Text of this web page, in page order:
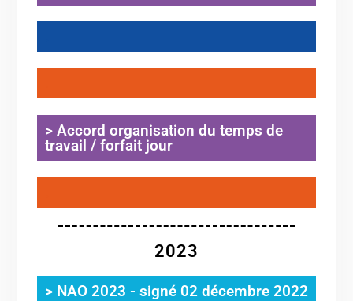
> Accord organisation du temps de
travail / forfait jour
2023
> NAO 2023 - signé 02 décembre 2022